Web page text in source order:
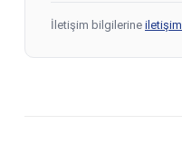
İletişim bilgilerine